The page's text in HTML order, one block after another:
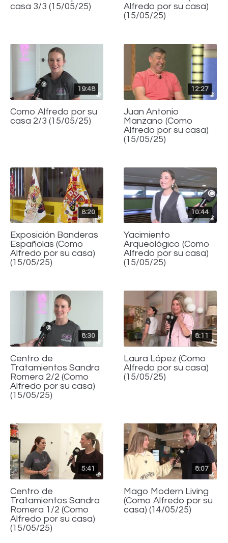
casa 3/3 (15/05/25)
Alfredo por su casa)
(15/05/25)
19:48
Como Alfredo por su
casa 2/3 (15/05/25)
12:27
Juan Antonio
Manzano (Como
Alfredo por su casa)
(15/05/25)
8:20
Exposición Banderas
Españolas (Como
Alfredo por su casa)
(15/05/25)
10:44
Yacimiento
Arqueológico (Como
Alfredo por su casa)
(15/05/25)
8:30
Centro de
Tratamientos Sandra
Romera 2/2 (Como
Alfredo por su casa)
(15/05/25)
8:11
Laura López (Como
Alfredo por su casa)
(15/05/25)
5:41
Centro de
Tratamientos Sandra
Romera 1/2 (Como
Alfredo por su casa)
(15/05/25)
8:07
Mago Modern Living
(Como Alfredo por su
casa) (14/05/25)